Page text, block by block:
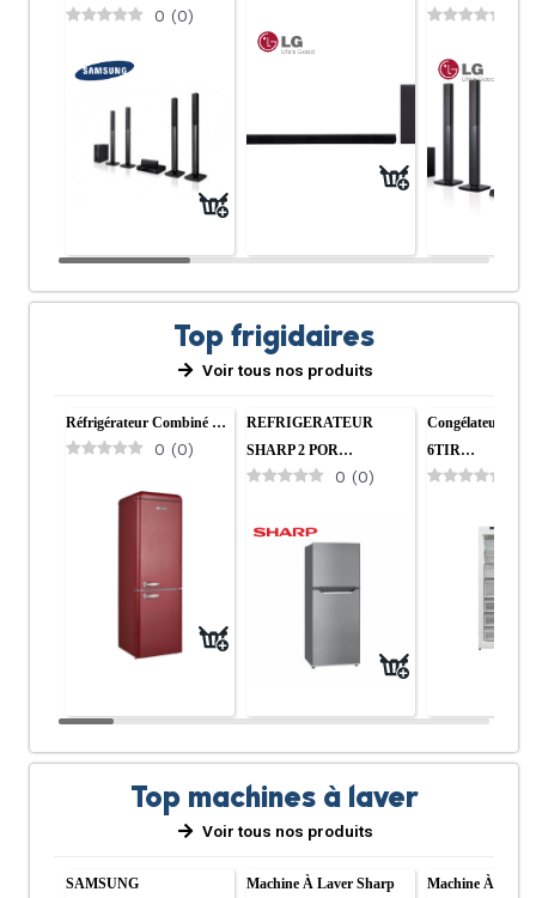
0 (0)
Top frigidaires
Voir tous nos produits
Réfrigérateur Combiné …
0 (0)
REFRIGERATEUR
SHARP 2 POR…
0 (0)
Congélateur
6TIR…
Top machines à laver
Voir tous nos produits
SAMSUNG
Machine À Laver Sharp
Machine À Laver